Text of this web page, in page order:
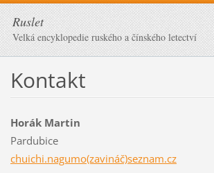
Ruslet
Velká encyklopedie ruského a čínského letectví
Kontakt
Horák Martin
Pardubice
chuichi.nagumo(zavináč)seznam.cz